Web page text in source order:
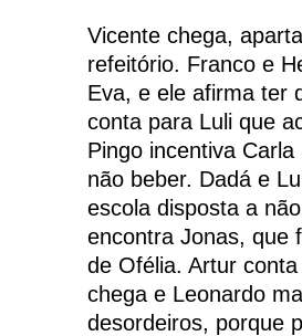
Vicente chega,
refeitório. Franco e
Eva, e ele afirma ter
conta para Luli que
Pingo incentiva
não beber. Dadá e
escola disposta a
encontra Jonas, que
de Ofélia. Artur
chega e Leonardo
desordeiros, porque